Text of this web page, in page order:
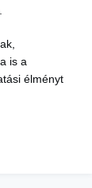
is a
élményt